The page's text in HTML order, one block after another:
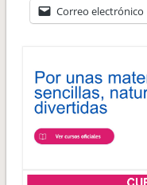
Correo electrónico